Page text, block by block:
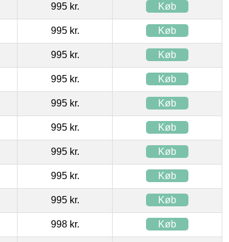
995 kr. Køb
995 kr. Køb
995 kr. Køb
995 kr. Køb
995 kr. Køb
995 kr. Køb
995 kr. Køb
995 kr. Køb
995 kr. Køb
998 kr. Køb